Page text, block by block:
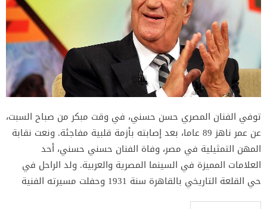
توفي الفنان المصري حسن حسني، في وقت مبكر من صباح السبت،
عن عمر ناهز 89 عاما، بعد إصابته بأزمة قلبية مفاجئة. ونعت نقابة
المهن التمثيلية في مصر، وفاة الفنان حسني حسني، أحد
العلامات المميزة في السينما المصرية والعربية. ولد الراحل في
حي القلعة التاريخي بالقاهرة سنة 1931 وحفلت مسيرته الفنية